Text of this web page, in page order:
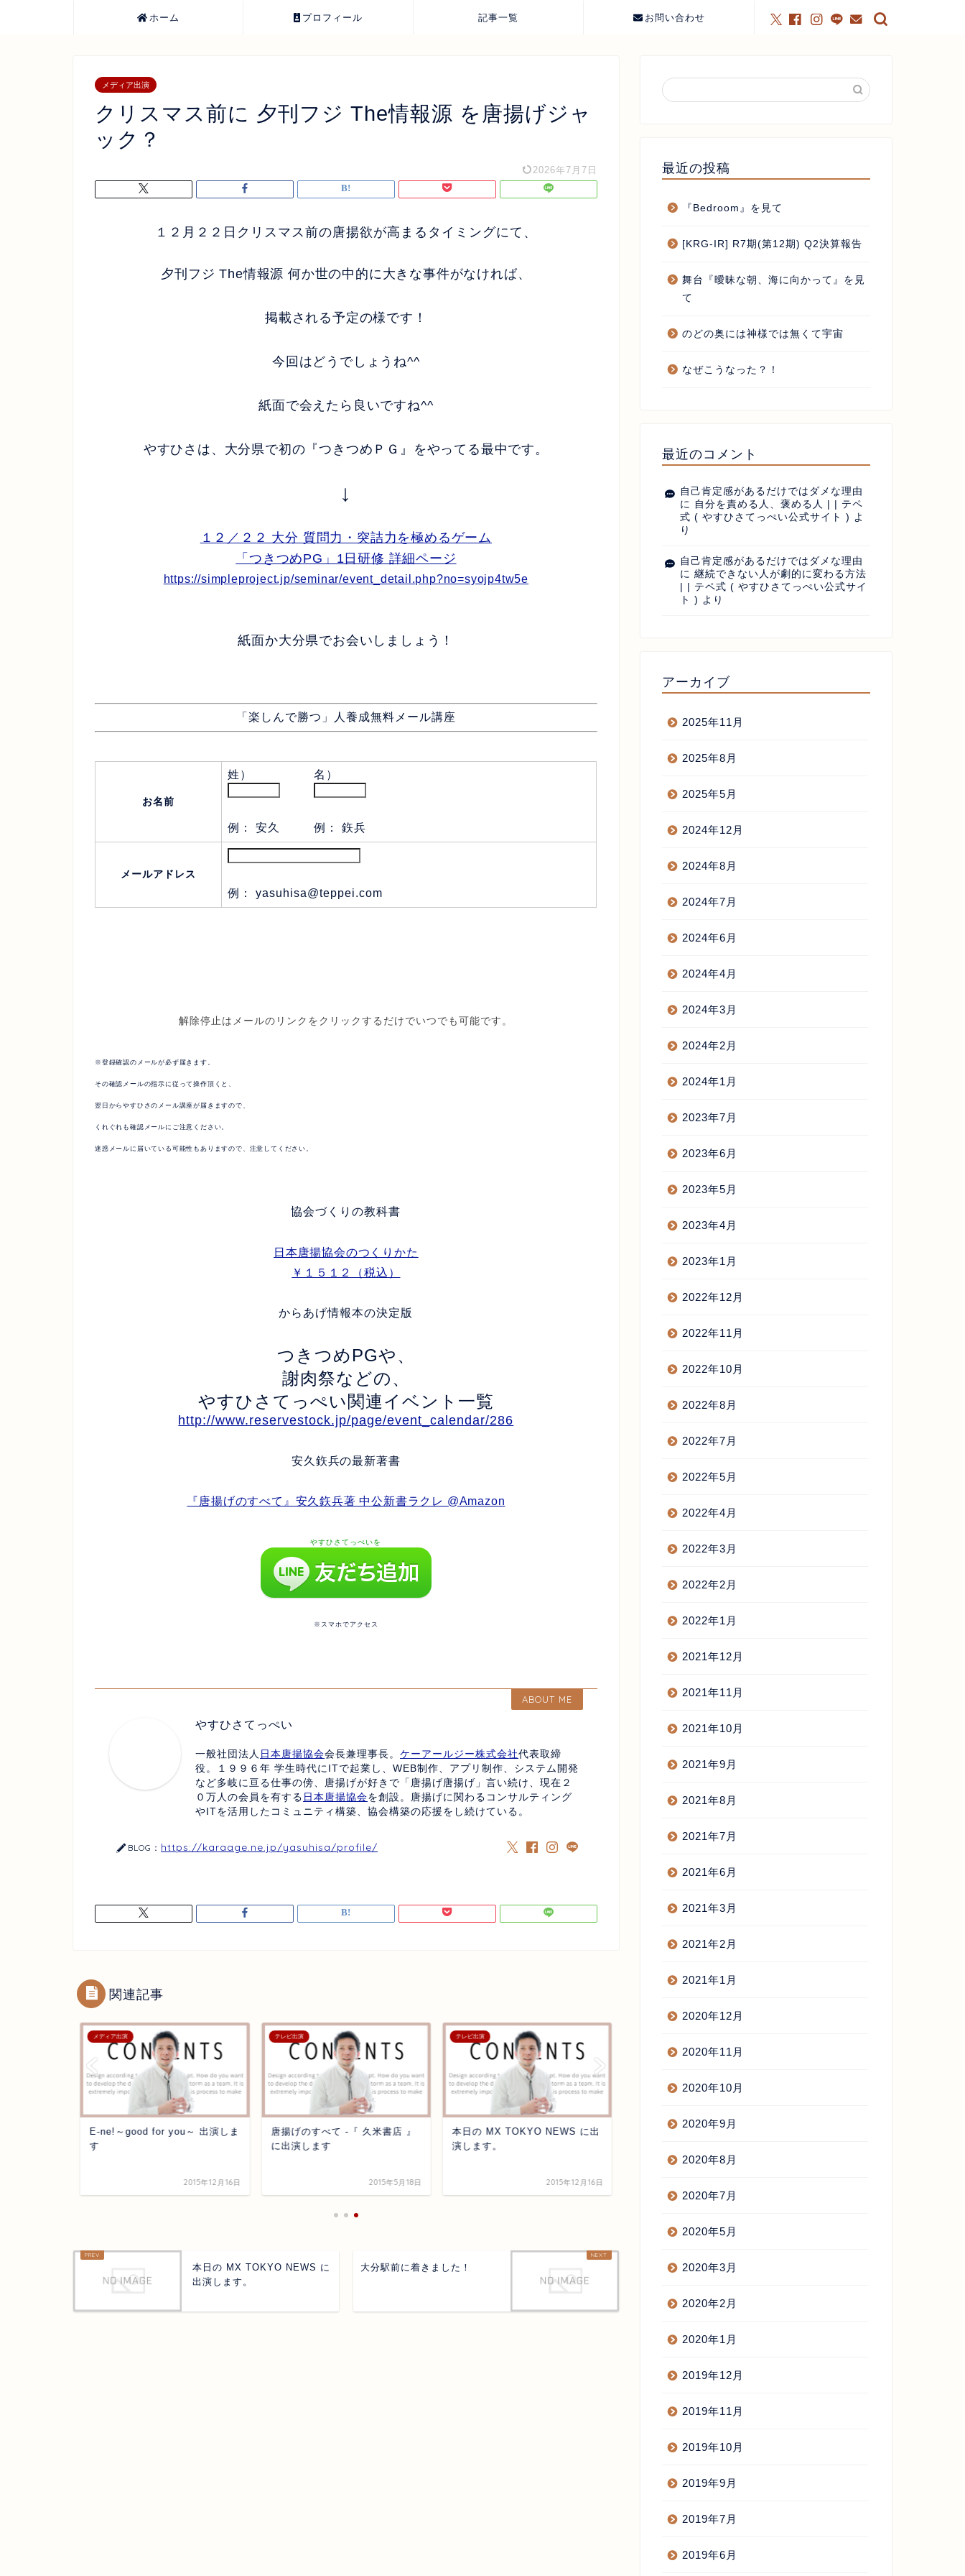
ホーム プロフィール 記事一覧 お問い合わせ
メディア出演
クリスマス前に 夕刊フジ The情報源 を唐揚げジャ
ック？
2026年7月7日
１２月２２日クリスマス前の唐揚欲が高まるタイミングにて、
夕刊フジ The情報源 何か世の中的に大きな事件がなければ、
掲載される予定の様です！
今回はどうでしょうね^^
紙面で会えたら良いですね^^
やすひさは、大分県で初の『つきつめＰＧ』をやってる最中です。
↓
１２／２２ 大分 質問力・突詰力を極めるゲーム
「つきつめPG」1日研修 詳細ページ
https://simpleproject.jp/seminar/event_detail.php?no=syojp4tw5e
紙面か大分県でお会いしましょう！
「楽しんで勝つ」人養成無料メール講座
お名前
姓）
例： 安久
名）
例： 鉃兵
メールアドレス
例： yasuhisa@teppei.com
解除停止はメールのリンクをクリックするだけでいつでも可能です。
※登録確認のメールが必ず届きます。
その確認メールの指示に従って操作頂くと、
翌日からやすひさのメール講座が届きますので、
くれぐれも確認メールにご注意ください。
迷惑メールに届いている可能性もありますので、注意してください。
協会づくりの教科書
日本唐揚協会のつくりかた
￥１５１２（税込）
からあげ情報本の決定版
つきつめPGや、
謝肉祭などの、
やすひさてっぺい関連イベント一覧
http://www.reservestock.jp/page/event_calendar/286
安久鉃兵の最新著書
『唐揚げのすべて』安久鉃兵著 中公新書ラクレ @Amazon
やすひさてっぺいを
※スマホでアクセス
ABOUT ME
やすひさてっぺい
一般社団法人 日本唐揚協会会長兼理事長。 ケーアールジー株式会社代表取締
役。１９９６年 学生時代にITで起業し、WEB制作、アプリ制作、システム開発
など多岐に亘る仕事の傍、唐揚げが好きで「唐揚げ唐揚げ」言い続け、現在２
０万人の会員を有する 日本唐揚協会を創設。唐揚げに関わるコンサルティング
やITを活用したコミュニティ構築、協会構築の応援をし続けている。
BLOG： https://karaage.ne.jp/yasuhisa/profile/
関連記事
メディア出演
E-ne!～good for you～ 出演しま
す
2015年12月16日
テレビ出演
唐揚げのすべて -『 久米書店 』
に出演します
2015年5月18日
テレビ出演
本日の MX TOKYO NEWS に出
演します。
2015年12月16日
E-ne!～good for you～ 出演しま
本日の MX TOKYO NEWS に
出演します。
大分駅前に着きました！
最近の投稿
『Bedroom』を見て
[KRG-IR] R7期(第12期) Q2決算報告
舞台『曖昧な朝、海に向かって』を見
て
のどの奥には神様では無くて宇宙
なぜこうなった？！
最近のコメント
自己肯定感があるだけではダメな理由
に 自分を責める人、褒める人 | | テペ
式 ( やすひさてっぺい公式サイト ) よ
り
自己肯定感があるだけではダメな理由
に 継続できない人が劇的に変わる方法
| | テペ式 ( やすひさてっぺい公式サイ
ト ) より
アーカイブ
2025年11月
2025年8月
2025年5月
2024年12月
2024年8月
2024年7月
2024年6月
2024年4月
2024年3月
2024年2月
2024年1月
2023年7月
2023年6月
2023年5月
2023年4月
2023年1月
2022年12月
2022年11月
2022年10月
2022年8月
2022年7月
2022年5月
2022年4月
2022年3月
2022年2月
2022年1月
2021年12月
2021年11月
2021年10月
2021年9月
2021年8月
2021年7月
2021年6月
2021年3月
2021年2月
2021年1月
2020年12月
2020年11月
2020年10月
2020年9月
2020年8月
2020年7月
2020年5月
2020年3月
2020年2月
2020年1月
2019年12月
2019年11月
2019年10月
2019年9月
2019年7月
2019年6月